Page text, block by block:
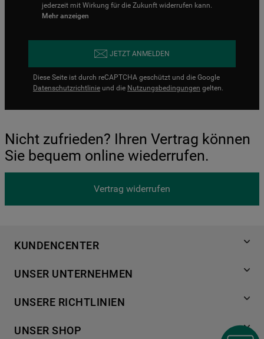
jederzeit mit Wirkung für die Zukunft widerrufen kann.
Mehr anzeigen
JETZT ANMELDEN
Diese Seite ist durch reCAPTCHA geschützt und die Google
Datenschutzrichtlinie und die Nutzungsbedingungen gelten.
Nicht zufrieden? Ihren Vertrag können
Sie bequem online wiederrufen.
Vertrag widerrufen
KUNDENCENTER
Händlersuche
Häufige Fragen
Kontakt
UNSER UNTERNEHMEN
Für Händler
Karriere
UNSERE RICHTLINIEN
Cookies
UNSER SHOP